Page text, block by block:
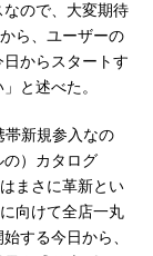
ので、大変期待
ら、ユーザーの
からスタートす
と述べた。
新規参入なの
）カタログ
まさに革新とい
向けて全店一丸
する今日から、